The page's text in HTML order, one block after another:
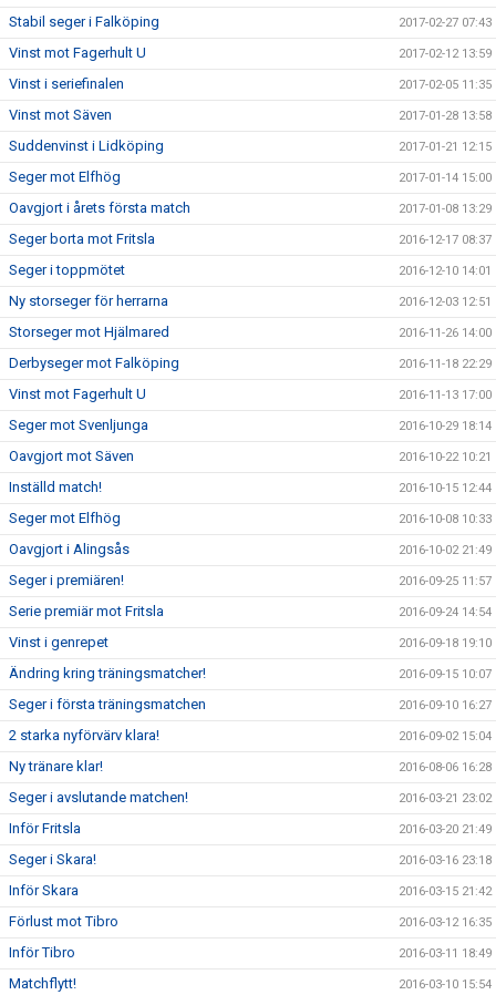
Stabil seger i Falköping 2017-02-27 07:43
Vinst mot Fagerhult U 2017-02-12 13:59
Vinst i seriefinalen 2017-02-05 11:35
Vinst mot Säven 2017-01-28 13:58
Suddenvinst i Lidköping 2017-01-21 12:15
Seger mot Elfhög 2017-01-14 15:00
Oavgjort i årets första match 2017-01-08 13:29
Seger borta mot Fritsla 2016-12-17 08:37
Seger i toppmötet 2016-12-10 14:01
Ny storseger för herrarna 2016-12-03 12:51
Storseger mot Hjälmared 2016-11-26 14:00
Derbyseger mot Falköping 2016-11-18 22:29
Vinst mot Fagerhult U 2016-11-13 17:00
Seger mot Svenljunga 2016-10-29 18:14
Oavgjort mot Säven 2016-10-22 10:21
Inställd match! 2016-10-15 12:44
Seger mot Elfhög 2016-10-08 10:33
Oavgjort i Alingsås 2016-10-02 21:49
Seger i premiären! 2016-09-25 11:57
Serie premiär mot Fritsla 2016-09-24 14:54
Vinst i genrepet 2016-09-18 19:10
Ändring kring träningsmatcher! 2016-09-15 10:07
Seger i första träningsmatchen 2016-09-10 16:27
2 starka nyförvärv klara! 2016-09-02 15:04
Ny tränare klar! 2016-08-06 16:28
Seger i avslutande matchen! 2016-03-21 23:02
Inför Fritsla 2016-03-20 21:49
Seger i Skara! 2016-03-16 23:18
Inför Skara 2016-03-15 21:42
Förlust mot Tibro 2016-03-12 16:35
Inför Tibro 2016-03-11 18:49
Matchflytt! 2016-03-10 15:54